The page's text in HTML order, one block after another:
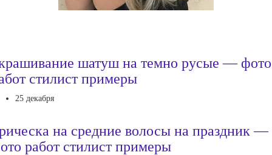
шатуш на темно русые — фото
стилист примеры
25 декабря
на средние волосы на праздник —
работ стилист примеры